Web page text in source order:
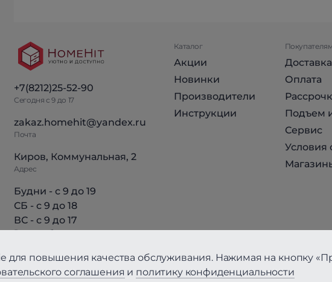
+7(8212)25-52-90
Сегодня с 9 до 17
zakaz.homehit@yandex.ru
Почта
Киров, Коммунальная, 2
Адрес
Будни - с 9 до 19
СБ - с 9 до 18
ВС - с 9 до 17
Режим работы
Каталог
Акции
Новинки
Производители
Инструкции
Покупателям
Доставка
Оплата
Подъем
Сервис
Условия
повышения качества обслуживания. Нажимая на кнопку
соглашения и политику конфиденциальности